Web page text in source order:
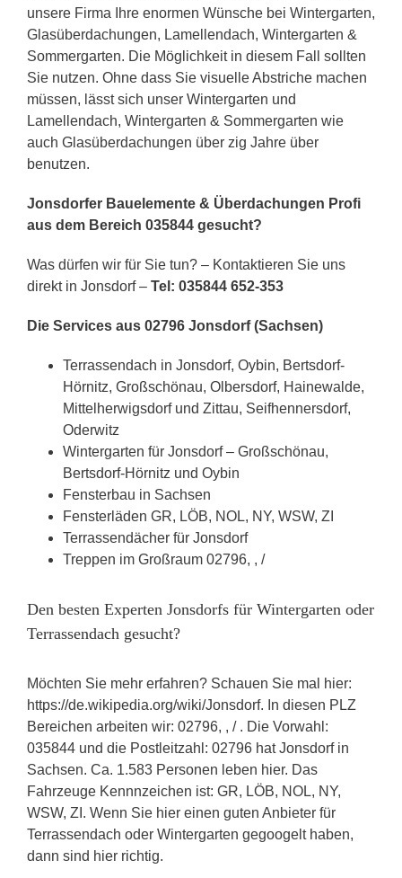
unsere Firma Ihre enormen Wünsche bei Wintergarten,
Glasüberdachungen, Lamellendach, Wintergarten &
Sommergarten. Die Möglichkeit in diesem Fall sollten
Sie nutzen. Ohne dass Sie visuelle Abstriche machen
müssen, lässt sich unser Wintergarten und
Lamellendach, Wintergarten & Sommergarten wie
auch Glasüberdachungen über zig Jahre über
benutzen.
Jonsdorfer Bauelemente & Überdachungen Profi
aus dem Bereich 035844 gesucht?
Was dürfen wir für Sie tun? – Kontaktieren Sie uns
direkt in Jonsdorf – Tel: 035844 652-353
Die Services aus 02796 Jonsdorf (Sachsen)
Terrassendach in Jonsdorf, Oybin, Bertsdorf-
Hörnitz, Großschönau, Olbersdorf, Hainewalde,
Mittelherwigsdorf und Zittau, Seifhennersdorf,
Oderwitz
Wintergarten für Jonsdorf – Großschönau,
Bertsdorf-Hörnitz und Oybin
Fensterbau in Sachsen
Fensterläden GR, LÖB, NOL, NY, WSW, ZI
Terrassendächer für Jonsdorf
Treppen im Großraum 02796, , /
Den besten Experten Jonsdorfs für Wintergarten oder
Terrassendach gesucht?
Möchten Sie mehr erfahren? Schauen Sie mal hier:
https://de.wikipedia.org/wiki/Jonsdorf. In diesen PLZ
Bereichen arbeiten wir: 02796, , / . Die Vorwahl:
035844 und die Postleitzahl: 02796 hat Jonsdorf in
Sachsen. Ca. 1.583 Personen leben hier. Das
Fahrzeuge Kennnzeichen ist: GR, LÖB, NOL, NY,
WSW, ZI. Wenn Sie hier einen guten Anbieter für
Terrassendach oder Wintergarten gegoogelt haben,
dann sind hier richtig.